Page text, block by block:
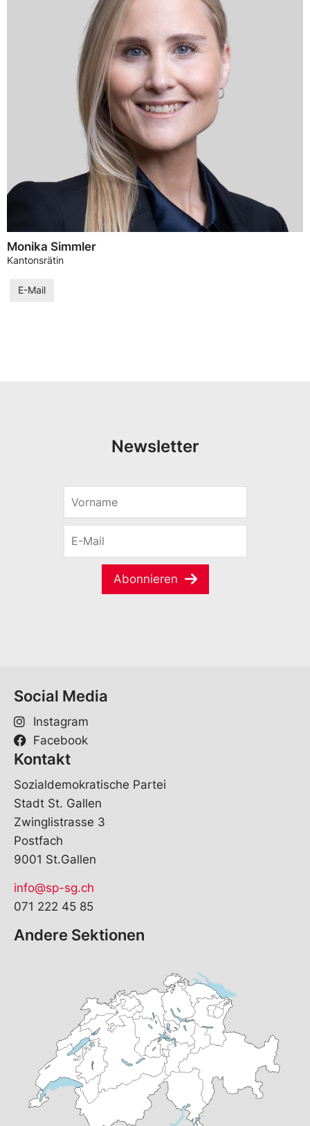
Monika Simmler
Kantonsrätin
E-Mail
Newsletter
r
m
M
Abonnieren
Social Media
Instagram
Facebook
Kontakt
Sozialdemokratische Partei
Stadt St. Gallen
Zwinglistrasse 3
Postfach
9001 St.Gallen
info@sp-sg.ch
071 222 45 85
Andere Sektionen